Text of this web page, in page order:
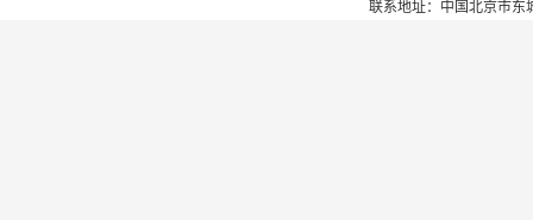
联系地址：中国北京市东